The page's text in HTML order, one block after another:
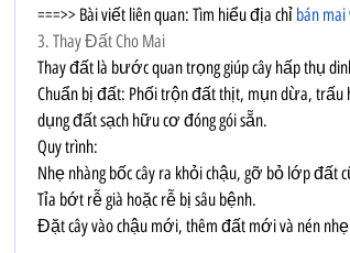
===>> Bài viết liên quan: Tìm hiểu địa chỉ bán mai
3. Thay Đất Cho Mai
Thay đất là bước quan trọng giúp cây hấp thụ
Chuẩn bị đất: Phối trộn đất thịt, mụn dừa, trấu
dụng đất sạch hữu cơ đóng gói sẵn.
Quy trình:
Nhẹ nhàng bốc cây ra khỏi chậu, gỡ bỏ lớp đất
Tỉa bớt rễ già hoặc rễ bị sâu bệnh.
Đặt cây vào chậu mới, thêm đất mới và nén